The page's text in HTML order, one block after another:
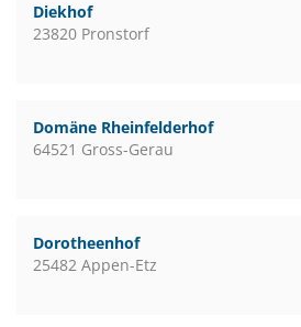
Diekhof
23820 Pronstorf
Domäne Rheinfelderhof
64521 Gross-Gerau
Dorotheenhof
25482 Appen-Etz